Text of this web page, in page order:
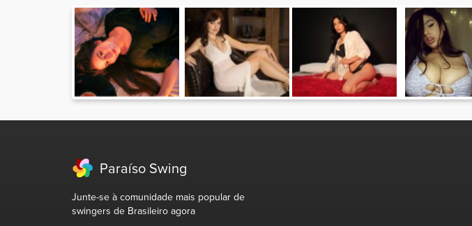
Paraíso Swing
Junte-se à comunidade mais popular de
swingers de Brasileiro agora